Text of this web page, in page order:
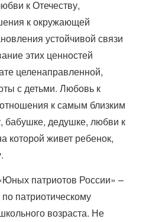
к Отечеству,
к окружающей
устойчивой связи
этих ценностей
целенаправленной,
с детьми. Любовь к
к самым близким
бабушке, дедушке, любви к
которой живет ребенок,
патриотов России» –
патриотическому
возраста. Не